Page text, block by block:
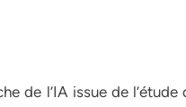
de l’IA issue de